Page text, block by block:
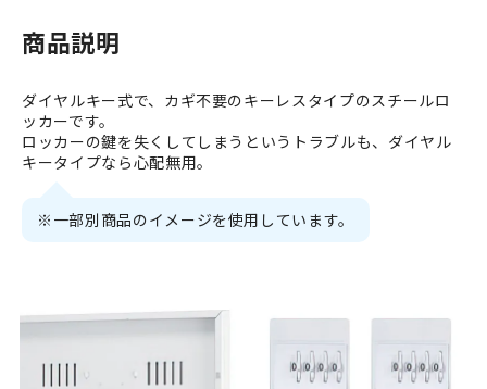
商品説明
ダイヤルキー式で、カギ不要のキーレスタイプのスチールロ
ッカーです。
ロッカーの鍵を失くしてしまうというトラブルも、ダイヤル
キータイプなら心配無用。
※一部別商品のイメージを使用しています。